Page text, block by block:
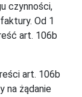
czynności,
Od 1
art. 106b
art. 106b
na żądanie